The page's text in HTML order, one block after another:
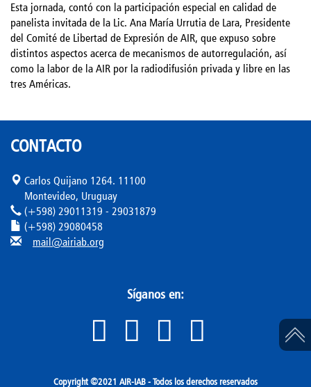
Esta jornada, contó con la participación especial en calidad de
panelista invitada de la Lic. Ana María Urrutia de Lara, Presidente
del Comité de Libertad de Expresión de AIR, que expuso sobre
distintos aspectos acerca de mecanismos de autorregulación, así
como la labor de la AIR por la radiodifusión privada y libre en las
tres Américas.
CONTACTO
Carlos Quijano 1264. 11100
Montevideo, Uruguay
(+598) 29011319 - 29031879
(+598) 29080458
mail@airiab.org
Síganos en:
Copyright ©2021 AIR-IAB - Todos los derechos reservados